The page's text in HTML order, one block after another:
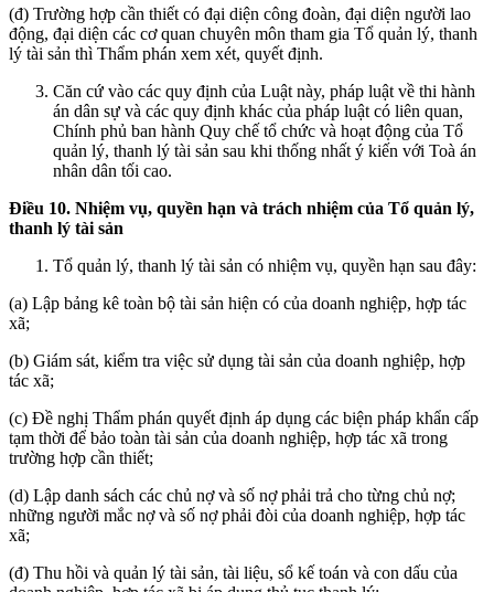
(đ) Trường hợp cần thiết có đại diện công đoàn, đại diện người lao
động, đại diện các cơ quan chuyên môn tham gia Tổ quản lý, thanh
lý tài sản thì Thẩm phán xem xét, quyết định.
Căn cứ vào các quy định của Luật này, pháp luật về thi hành
án dân sự và các quy định khác của pháp luật có liên quan,
Chính phủ ban hành Quy chế tổ chức và hoạt động của Tổ
quản lý, thanh lý tài sản sau khi thống nhất ý kiến với Toà án
nhân dân tối cao.
Điều 10. Nhiệm vụ, quyền hạn và trách nhiệm của Tổ quản lý,
thanh lý tài sản
Tổ quản lý, thanh lý tài sản có nhiệm vụ, quyền hạn sau đây:
(a) Lập bảng kê toàn bộ tài sản hiện có của doanh nghiệp, hợp tác
xã;
(b) Giám sát, kiểm tra việc sử dụng tài sản của doanh nghiệp, hợp
tác xã;
(c) Đề nghị Thẩm phán quyết định áp dụng các biện pháp khẩn cấp
tạm thời để bảo toàn tài sản của doanh nghiệp, hợp tác xã trong
trường hợp cần thiết;
(d) Lập danh sách các chủ nợ và số nợ phải trả cho từng chủ nợ;
những người mắc nợ và số nợ phải đòi của doanh nghiệp, hợp tác
xã;
(đ) Thu hồi và quản lý tài sản, tài liệu, sổ kế toán và con dấu của